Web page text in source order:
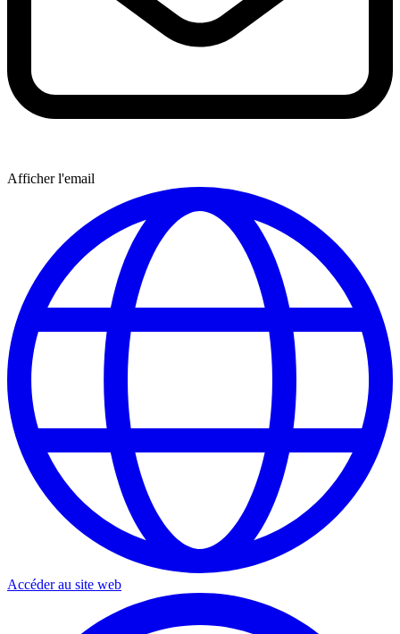
Afficher l'email
Accéder au site web